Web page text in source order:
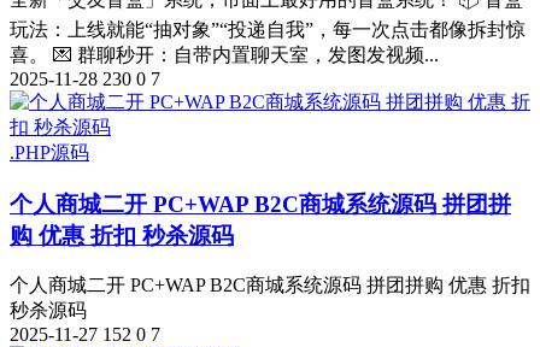
玩法：上线就能“抽对象”“投递自我”，每一次点击都像拆封惊
喜。 💌 群聊秒开：自带内置聊天室，发图发视频...
2025-11-28 230 0 7
.PHP源码
个人商城二开 PC+WAP B2C商城系统源码 拼团拼
购 优惠 折扣 秒杀源码
个人商城二开 PC+WAP B2C商城系统源码 拼团拼购 优惠 折扣
秒杀源码
2025-11-27 152 0 7